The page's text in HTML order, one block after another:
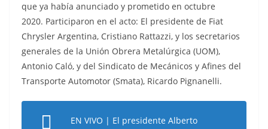
que ya había anunciado y prometido en octubre
2020. Participaron en el acto: El presidente de Fiat
Chrysler Argentina, Cristiano Rattazzi, y los secretarios
generales de la Unión Obrera Metalúrgica (UOM),
Antonio Caló, y del Sindicato de Mecánicos y Afines del
Transporte Automotor (Smata), Ricardo Pignanelli.
EN VIVO | El presidente Alberto